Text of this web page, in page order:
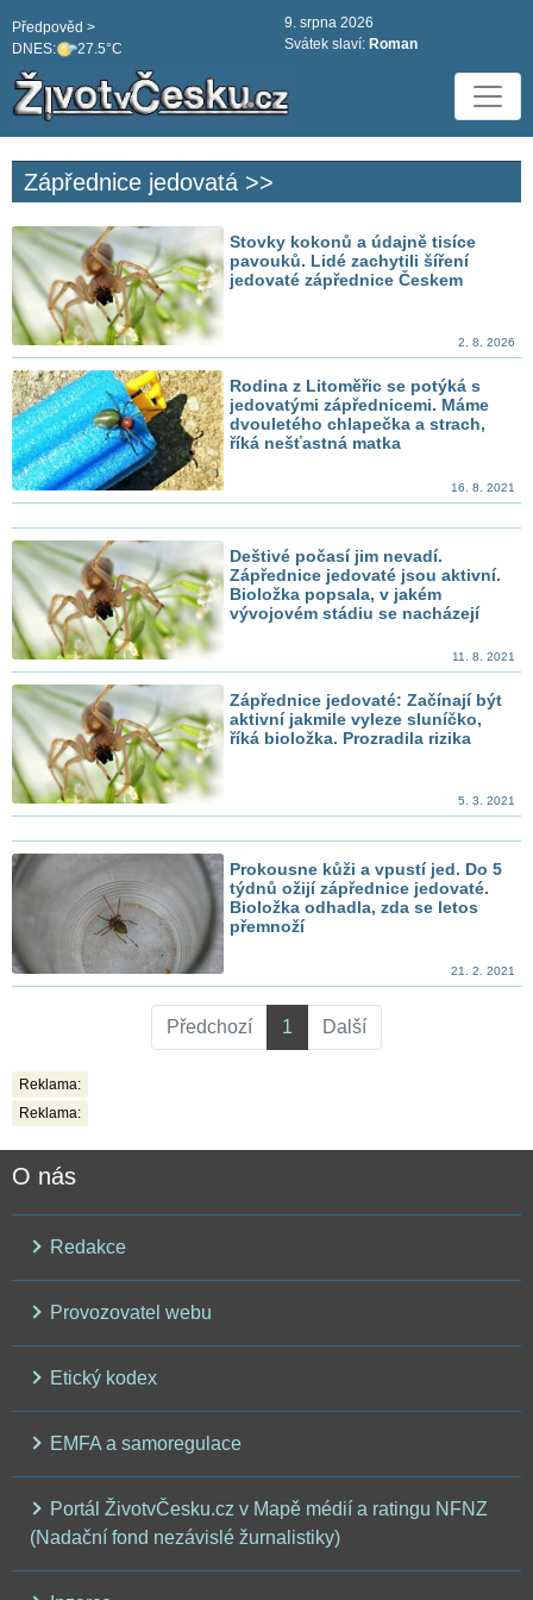
DNES: 27.5°C
Předpověd >
9. srpna 2026
Svátek slaví: Roman
Zápřednice jedovatá >>
Stovky kokonů a údajně tisíce
pavouků. Lidé zachytili šíření
jedovaté zápřednice Českem
2. 8. 2026
Rodina z Litoměřic se potýká s
jedovatými zápřednicemi. Máme
dvouletého chlapečka a strach,
říká nešťastná matka
16. 8. 2021
Deštivé počasí jim nevadí.
Zápřednice jedovaté jsou aktivní.
Bioložka popsala, v jakém
vývojovém stádiu se nacházejí
11. 8. 2021
Zápřednice jedovaté: Začínají být
aktivní jakmile vyleze sluníčko,
říká bioložka. Prozradila rizika
5. 3. 2021
Prokousne kůži a vpustí jed. Do 5
týdnů ožijí zápřednice jedovaté.
Bioložka odhadla, zda se letos
přemnoží
21. 2. 2021
Předchozí 1 Další
Reklama:
Reklama:
O nás
Redakce
Provozovatel webu
Etický kodex
EMFA a samoregulace
Portál ŽivotvČesku.cz v Mapě médií a ratingu NFNZ
(Nadační fond nezávislé žurnalistiky)